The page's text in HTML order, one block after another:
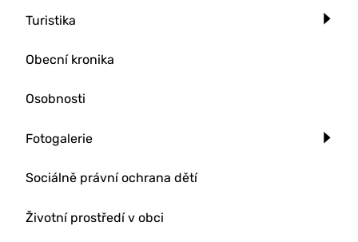
Turistika
Obecní kronika
Osobnosti
Fotogalerie
Sociálně právní ochrana dětí
Životní prostředí v obci